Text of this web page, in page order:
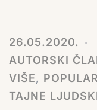
26.05.2020.
AUTORSKI
VIŠE,
TAJNE